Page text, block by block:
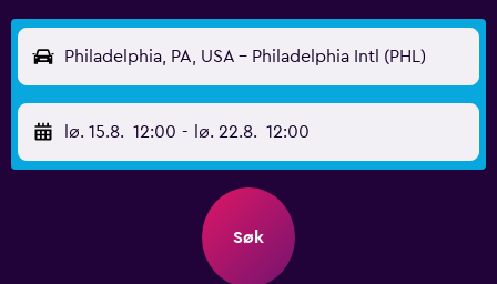
Philadelphia, PA, USA - Philadelphia Intl (PHL)
lø. 15.8. 12:00 - lø. 22.8. 12:00
Søk